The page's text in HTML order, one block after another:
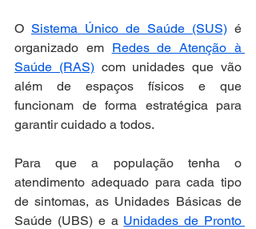
O Sistema Único de Saúde (SUS) é
organizado em Redes de Atenção à
Saúde (RAS) com unidades que vão
além de espaços físicos e que
funcionam de forma estratégica para
garantir cuidado a todos.
Para que a população tenha o
atendimento adequado para cada tipo
de sintomas, as Unidades Básicas de
Saúde (UBS) e a Unidades de Pronto